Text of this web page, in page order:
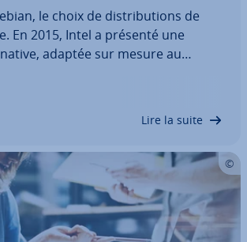
le choix de dis­tri­bu­tions de
En 2015, Intel a présenté une
adaptée sur mesure au
Lire la suite